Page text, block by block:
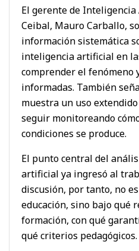
El gerente de
Ceibal, Mauro Carballo,
información sistemática
inteligencia artificial en
comprender el fenómeno
informadas. También
muestra un uso
seguir monitoreando
condiciones se produce.
El punto central del
artificial ya ingresó al
discusión, por tanto, no
educación, sino bajo qué
formación, con qué
qué criterios pedagógicos.